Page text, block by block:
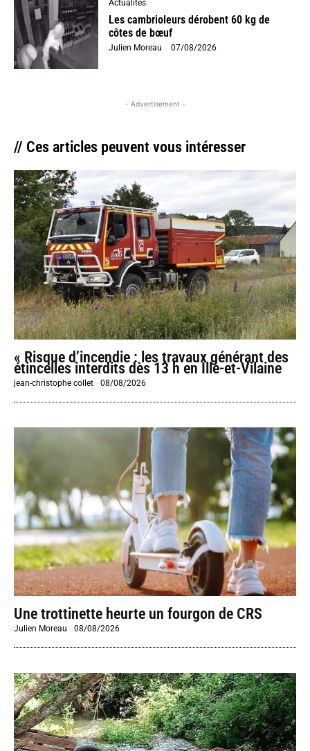
Actualités
Les cambrioleurs dérobent 60 kg de
côtes de bœuf
Julien Moreau - 07/08/2026
- Advertisement -
// Ces articles peuvent vous intéresser
« Risque d’incendie : les travaux générant des
étincelles interdits dès 13 h en Ille-et-Vilaine
jean-christophe collet -08/08/2026
Une trottinette heurte un fourgon de CRS
Julien Moreau -08/08/2026